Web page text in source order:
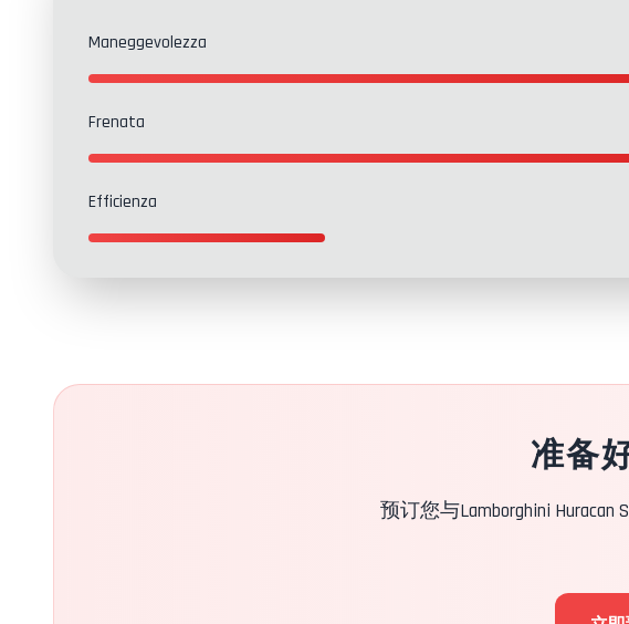
Maneggevolezza
Frenata
Efficienza
准备
预订您与Lamborghini